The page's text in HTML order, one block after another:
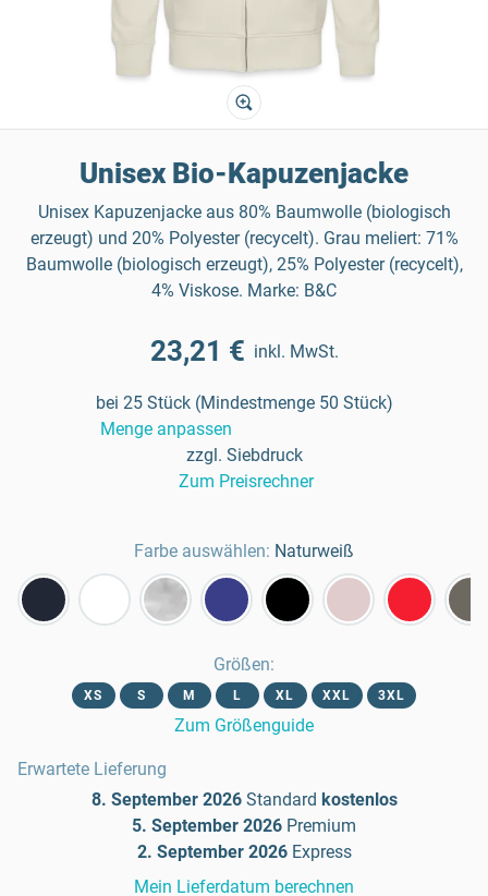
Unisex Bio-Kapuzenjacke
Unisex Kapuzenjacke aus 80% Baumwolle (biologisch
erzeugt) und 20% Polyester (recycelt). Grau meliert: 71%
Baumwolle (biologisch erzeugt), 25% Polyester (recycelt),
4% Viskose. Marke: B&C
23,21 € inkl. MwSt.
bei 25 Stück (Mindestmenge 50 Stück)
Menge anpassen
zzgl. Siebdruck
Zum Preisrechner
Farbe auswählen: Naturweiß
Größen:
XS S M L XL XXL 3XL
Zum Größenguide
Erwartete Lieferung
8. September 2026 Standard kostenlos
5. September 2026 Premium
2. September 2026 Express
Mein Lieferdatum berechnen